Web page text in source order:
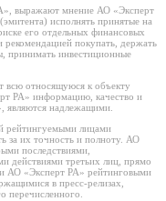
выражают мнение АО «Эксперт
исполнять принятые на
его отдельных финансовых
рекомендацией покупать, держать
принимать инвестиционные
относящуюся к объекту
РА» информацию, качество и
являются надлежащими.
рейтингуемыми лицами
за их точность и полноту. АО
последствиями,
действиями третьих лиц, прямо
АО «Эксперт РА» рейтинговыми
в пресс-релизах,
перечисленного.